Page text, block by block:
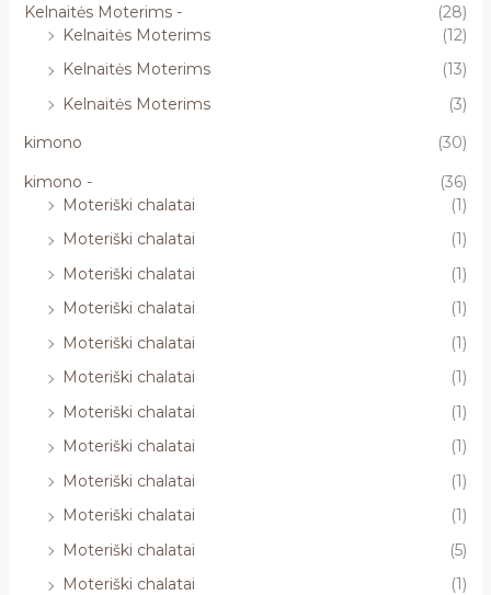
Kelnaitės Moterims -
(28)
Kelnaitės Moterims
(12)
Kelnaitės Moterims
(13)
Kelnaitės Moterims
(3)
kimono
(30)
kimono -
(36)
Moteriški chalatai
(1)
Moteriški chalatai
(1)
Moteriški chalatai
(1)
Moteriški chalatai
(1)
Moteriški chalatai
(1)
Moteriški chalatai
(1)
Moteriški chalatai
(1)
Moteriški chalatai
(1)
Moteriški chalatai
(1)
Moteriški chalatai
(1)
Moteriški chalatai
(5)
Moteriški chalatai
(1)